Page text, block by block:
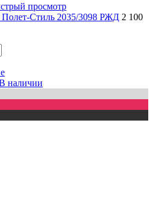
просмотр
Стиль 2035/3098 РЖД 2 100
наличии